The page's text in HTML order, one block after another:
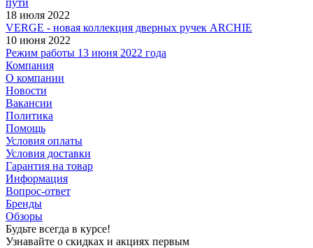
18 июля 2022
VERGE - новая коллекция дверных ручек ARCHIE
10 июня 2022
Режим работы 13 июня 2022 года
Компания
О компании
Новости
Вакансии
Политика
Помощь
Условия оплаты
Условия доставки
Гарантия на товар
Информация
Вопрос-ответ
Бренды
Обзоры
Будьте всегда в курсе!
Узнавайте о скидках и акциях первым